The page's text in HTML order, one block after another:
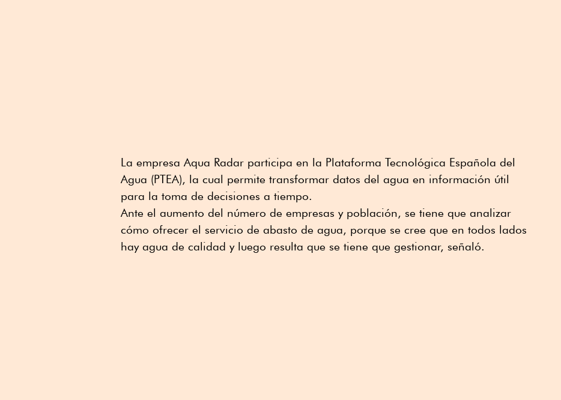
La empresa Aqua Radar participa en la Plataforma Tecnológica Española del
Agua (PTEA), la cual permite transformar datos del agua en información útil
para la toma de decisiones a tiempo.
Ante el aumento del número de empresas y población, se tiene que analizar
cómo ofrecer el servicio de abasto de agua, porque se cree que en todos lados
hay agua de calidad y luego resulta que se tiene que gestionar, señaló.